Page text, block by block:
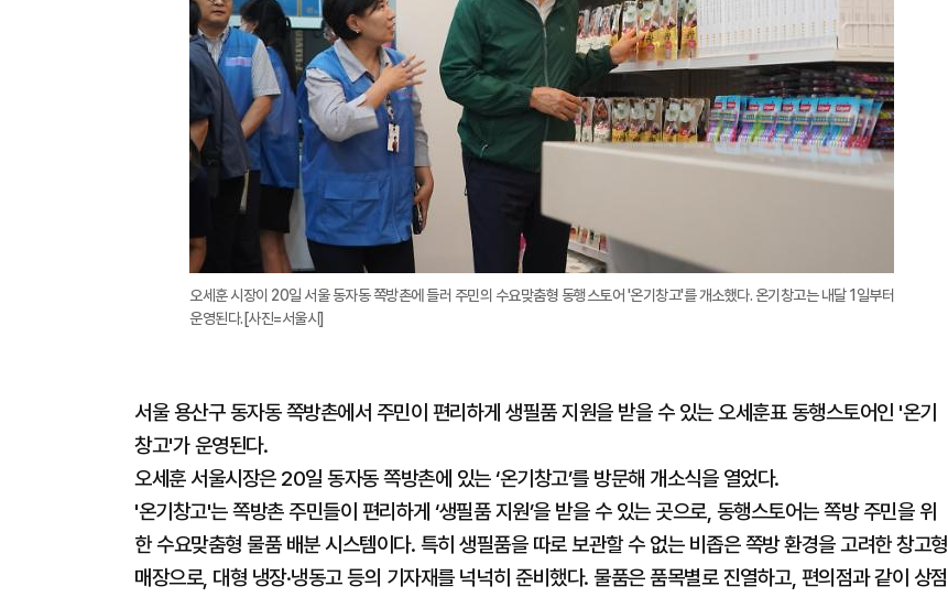
오세훈 시장이 20일 서울 동자동 쪽방촌에 들러 주민의 수요맞춤형 동행스토어 '온기창고'를 개소했다. 온기창고는 내달 1일부터
운영된다.[사진=서울시]
서울 용산구 동자동 쪽방촌에서 주민이 편리하게 생필품 지원을 받을 수 있는 오세훈표 동행스토어인 '온기
창고'가 운영된다.
오세훈 서울시장은 20일 동자동 쪽방촌에 있는 ‘온기창고’를 방문해 개소식을 열었다.
'온기창고'는 쪽방촌 주민들이 편리하게 ‘생필품 지원’을 받을 수 있는 곳으로, 동행스토어는 쪽방 주민을 위
한 수요맞춤형 물품 배분 시스템이다. 특히 생필품을 따로 보관할 수 없는 비좁은 쪽방 환경을 고려한 창고형
매장으로, 대형 냉장·냉동고 등의 기자재를 넉넉히 준비했다. 물품은 품목별로 진열하고, 편의점과 같이 상점